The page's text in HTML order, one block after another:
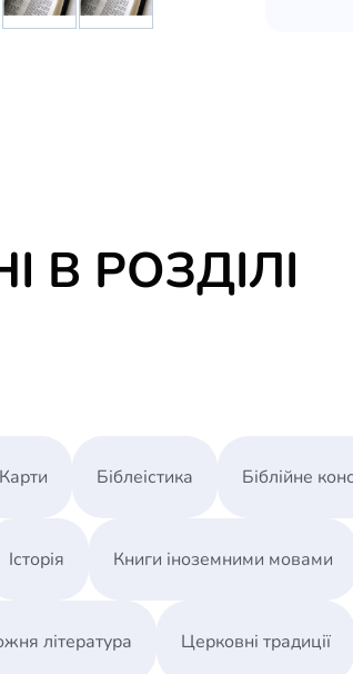
В РОЗДІЛІ
Біблеістика Біблійне
Історія Книги іноземними мовами
література Церковні традиції